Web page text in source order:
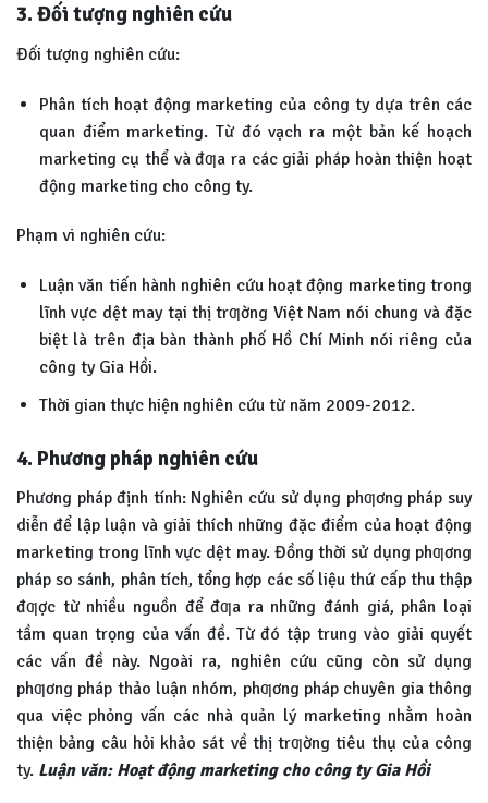
3. Đối tượng nghiên cứu
Đối tượng nghiên cứu:
Phân tích hoạt động marketing của công ty dựa trên các
quan điểm marketing. Từ đó vạch ra một bản kế hoạch
marketing cụ thể và đƣa ra các giải pháp hoàn thiện hoạt
động marketing cho công ty.
Phạm vi nghiên cứu:
Luận văn tiến hành nghiên cứu hoạt động marketing trong
lĩnh vực dệt may tại thị trƣờng Việt Nam nói chung và đặc
biệt là trên địa bàn thành phố Hồ Chí Minh nói riêng của
công ty Gia Hồi.
Thời gian thực hiện nghiên cứu từ năm 2009-2012.
4. Phương pháp nghiên cứu
Phương pháp định tính: Nghiên cứu sử dụng phƣơng pháp suy
diễn để lập luận và giải thích những đặc điểm của hoạt động
marketing trong lĩnh vực dệt may. Đồng thời sử dụng phƣơng
pháp so sánh, phân tích, tổng hợp các số liệu thứ cấp thu thập
đƣợc từ nhiều nguồn để đƣa ra những đánh giá, phân loại
tầm quan trọng của vấn đề. Từ đó tập trung vào giải quyết
các vấn đề này. Ngoài ra, nghiên cứu cũng còn sử dụng
phƣơng pháp thảo luận nhóm, phƣơng pháp chuyên gia thông
qua việc phỏng vấn các nhà quản lý marketing nhằm hoàn
thiện bảng câu hỏi khảo sát về thị trƣờng tiêu thụ của công
ty. Luận văn: Hoạt động marketing cho công ty Gia Hồi